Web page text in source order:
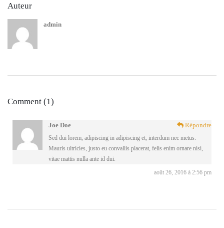
Auteur
admin
Comment (1)
Joe Doe Répondre
Sed dui lorem, adipiscing in adipiscing et, interdum nec metus.
Mauris ultricies, justo eu convallis placerat, felis enim ornare nisi,
vitae mattis nulla ante id dui.
août 26, 2016 à 2:56 pm